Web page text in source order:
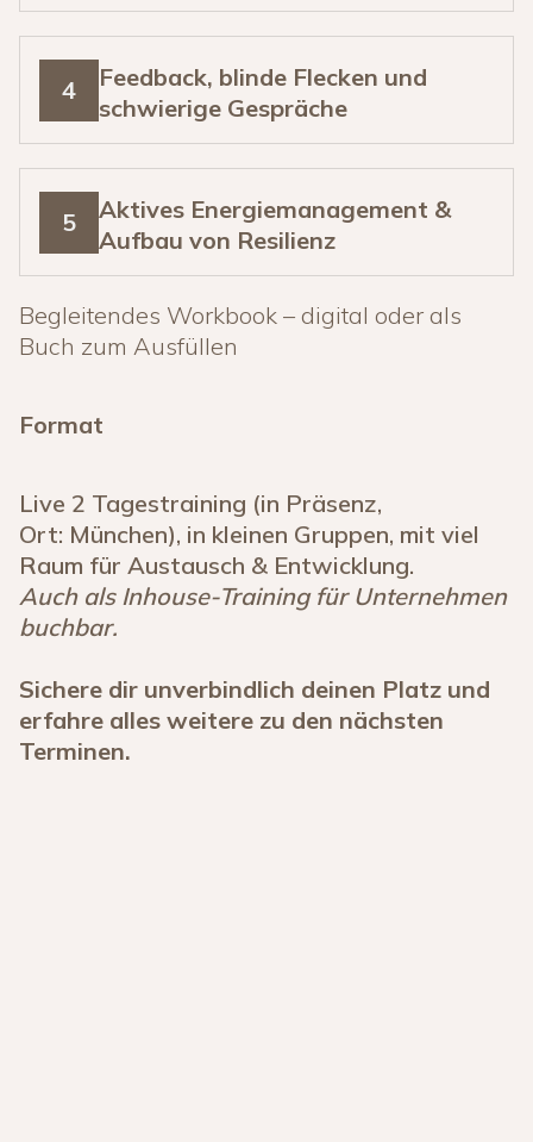
4
Feedback, blinde Flecken und
schwierige Gespräche
5
Aktives Energiemanagement &
Aufbau von Resilienz
Begleitendes Workbook – digital oder als
Buch zum Ausfüllen
Format
Live 2 Tagestraining (in Präsenz,
Ort: München), in kleinen Gruppen, mit viel
Raum für Austausch & Entwicklung.
Auch als Inhouse-Training für Unternehmen
buchbar.
Sichere dir unverbindlich deinen Platz und
erfahre alles weitere zu den nächsten
Terminen.